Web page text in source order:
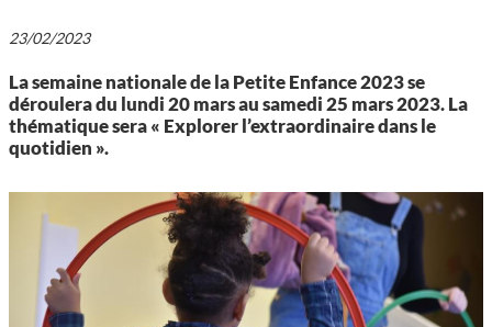
CULTURE, SPORT, ASSOCIATIONS
POLICE MUNICIPALE
23/02/2023
La semaine nationale de la Petite Enfance 2023 se
déroulera du lundi 20 mars au samedi 25 mars 2023. La
thématique sera « Explorer l’extraordinaire dans le
quotidien ».